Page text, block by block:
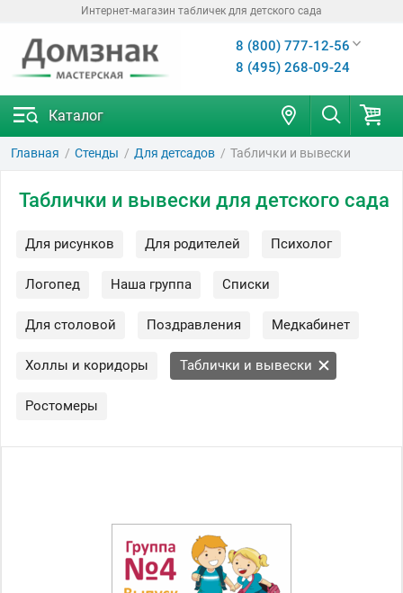
Интернет-магазин табличек для детского сада
8 (800) 777-12-56
8 (495) 268-09-24
Каталог
Главная Стенды Для детсадов Таблички и вывески
Таблички и вывески для детского сада
Для рисунков Для родителей Психолог
Логопед Наша группа Списки
Для столовой Поздравления Медкабинет
Холлы и коридоры Таблички и вывески
Ростомеры